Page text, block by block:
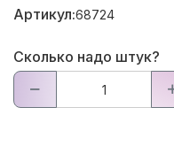
Артикул:68724
Сколько надо штук?